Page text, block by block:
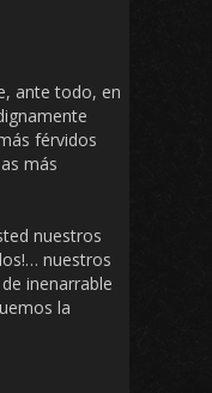
ante todo, en
férvidos
más
nuestros
nuestros
inenarrable
la